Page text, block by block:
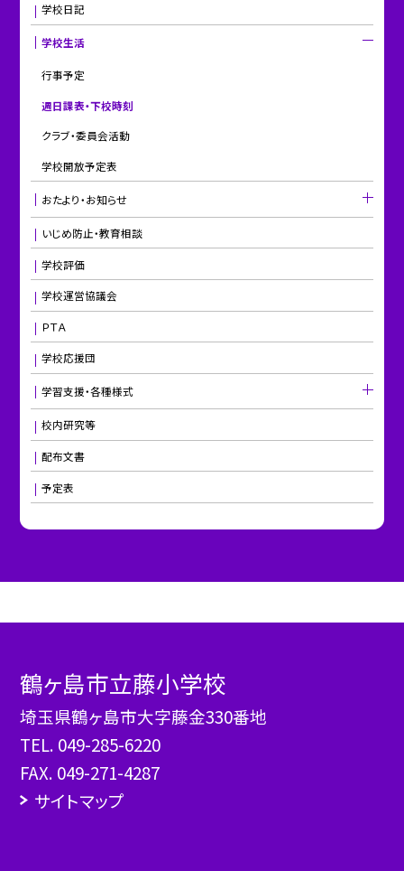
学校日記
学校生活
行事予定
週日課表・下校時刻
クラブ・委員会活動
学校開放予定表
おたより・お知らせ
いじめ防止・教育相談
学校評価
学校運営協議会
ＰＴＡ
学校応援団
学習支援・各種様式
校内研究等
配布文書
予定表
鶴ヶ島市立藤小学校
埼玉県鶴ヶ島市大字藤金330番地
TEL. 049-285-6220
FAX. 049-271-4287
サイトマップ